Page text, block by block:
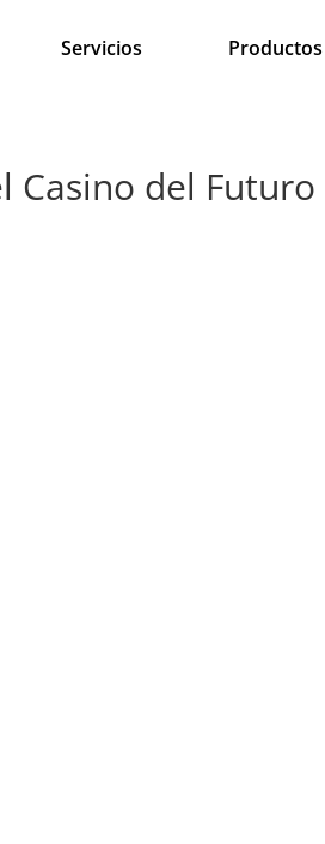
Servicios Productos
Casino del Futuro